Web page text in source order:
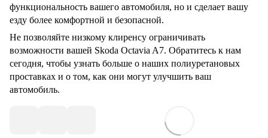
функциональность вашего автомобиля, но и сделает вашу
езду более комфортной и безопасной.
Не позволяйте низкому клиренсу ограничивать
возможности вашей Skoda Octavia A7. Обратитесь к нам
сегодня, чтобы узнать больше о наших полиуретановых
проставках и о том, как они могут улучшить ваш
автомобиль.